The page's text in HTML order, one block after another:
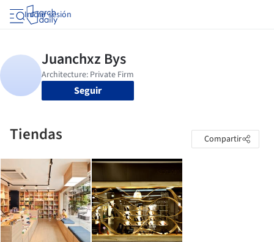
Iniciar sesión
Seguir
Tiendas Compartir